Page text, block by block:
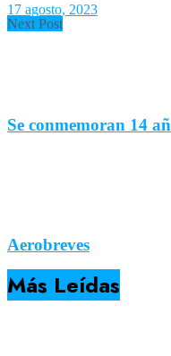
17 agosto, 2023
Next Post
Se conmemoran 14
Aerobreves
Más Leídas